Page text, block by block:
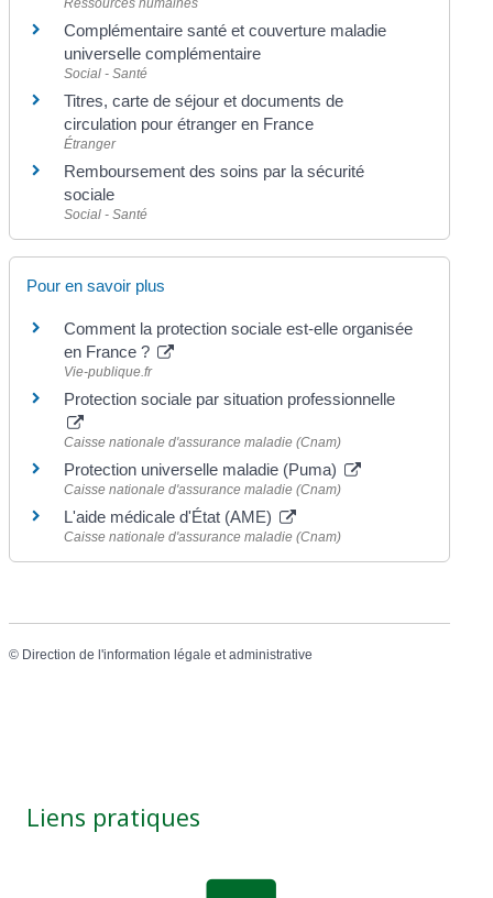
Complémentaire santé et couverture maladie
universelle complémentaire
Social - Santé
Titres, carte de séjour et documents de
circulation pour étranger en France
Étranger
Remboursement des soins par la sécurité
sociale
Social - Santé
Pour en savoir plus
Comment la protection sociale est-elle organisée
en France ?
Vie-publique.fr
Protection sociale par situation professionnelle
Caisse nationale d'assurance maladie (Cnam)
Protection universelle maladie (Puma)
Caisse nationale d'assurance maladie (Cnam)
L'aide médicale d'État (AME)
Caisse nationale d'assurance maladie (Cnam)
© Direction de l'information légale et administrative
Liens pratiques